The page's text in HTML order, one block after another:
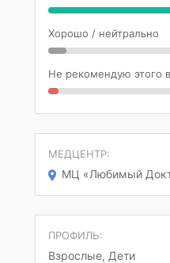
Хорошо / нейтрально
Не рекомендую этого
МЕДЦЕНТР:
МЦ «Любимый
ПРОФИЛЬ:
Взрослые, Дети